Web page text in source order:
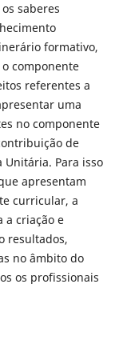
saberes
formativo,
componente
referentes a
uma
no componente
de
Unitária. Para isso
apresentam
curricular, a
a criação e
resultados,
no âmbito do
os profissionais